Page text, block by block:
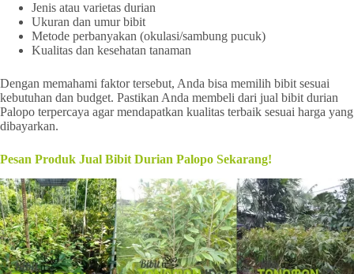
Jenis atau varietas durian
Ukuran dan umur bibit
Metode perbanyakan (okulasi/sambung pucuk)
Kualitas dan kesehatan tanaman
Dengan memahami faktor tersebut, Anda bisa memilih bibit sesuai
kebutuhan dan budget. Pastikan Anda membeli dari jual bibit durian
Palopo terpercaya agar mendapatkan kualitas terbaik sesuai harga yang
dibayarkan.
Pesan Produk Jual Bibit Durian Palopo Sekarang!